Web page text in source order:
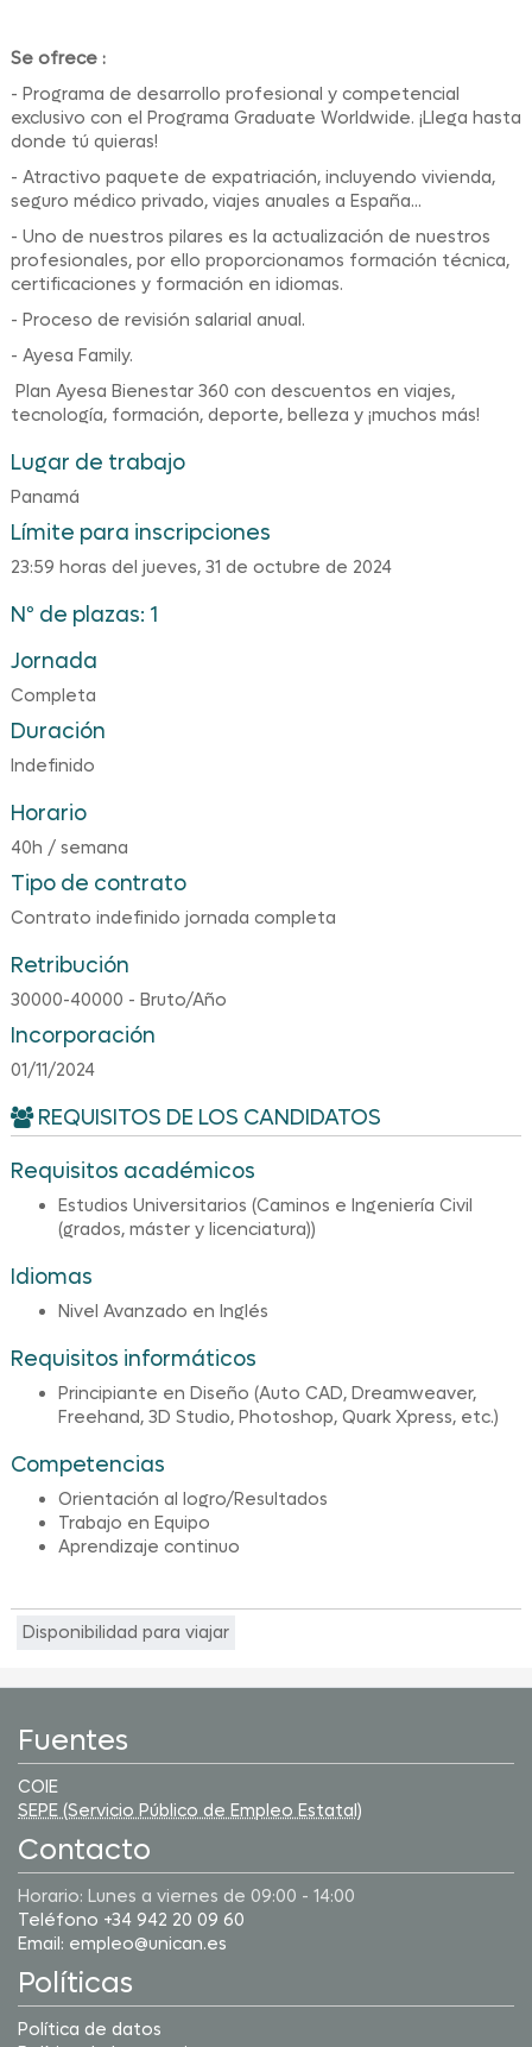
Se ofrece :
- Programa de desarrollo profesional y competencial
exclusivo con el Programa Graduate Worldwide. ¡Llega hasta
donde tú quieras!
- Atractivo paquete de expatriación, incluyendo vivienda,
seguro médico privado, viajes anuales a España...
- Uno de nuestros pilares es la actualización de nuestros
profesionales, por ello proporcionamos formación técnica,
certificaciones y formación en idiomas.
- Proceso de revisión salarial anual.
- Ayesa Family.
Plan Ayesa Bienestar 360 con descuentos en viajes,
tecnología, formación, deporte, belleza y ¡muchos más!
Lugar de trabajo
Panamá
Límite para inscripciones
23:59 horas del jueves, 31 de octubre de 2024
Nº de plazas: 1
Jornada
Completa
Duración
Indefinido
Horario
40h / semana
Tipo de contrato
Contrato indefinido jornada completa
Retribución
30000-40000 - Bruto/Año
Incorporación
01/11/2024
REQUISITOS DE LOS CANDIDATOS
Requisitos académicos
Estudios Universitarios (Caminos e Ingeniería Civil
(grados, máster y licenciatura))
Idiomas
Nivel Avanzado en Inglés
Requisitos informáticos
Principiante en Diseño (Auto CAD, Dreamweaver,
Freehand, 3D Studio, Photoshop, Quark Xpress, etc.)
Competencias
Orientación al logro/Resultados
Trabajo en Equipo
Aprendizaje continuo
Disponibilidad para viajar
Fuentes
COIE
SEPE (Servicio Público de Empleo Estatal)
Contacto
Horario: Lunes a viernes de 09:00 - 14:00
Teléfono +34 942 20 09 60
Email: empleo@unican.es
Políticas
Política de datos